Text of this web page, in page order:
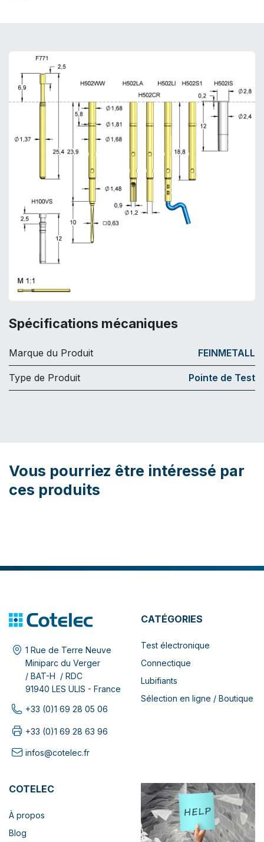
Spécifications mécaniques
Marque du Produit FEINMETALL
Type de Produit Pointe de Test
Vous pourriez être intéressé par
ces produits
1 Rue de Terre Neuve
Miniparc du Verger
/ BAT-H / RDC
91940 LES ULIS - France
+33 (0)1 69 28 05 06
+33 (0)1 69 28 63 96
infos@cotelec.fr
CATÉGORIES
Test électronique
Connectique
Lubifiants
Sélection en ligne / Boutique
COTELEC
À propos
Blog